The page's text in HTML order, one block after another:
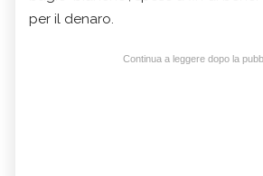
per il denaro.
Continua a leggere dopo la